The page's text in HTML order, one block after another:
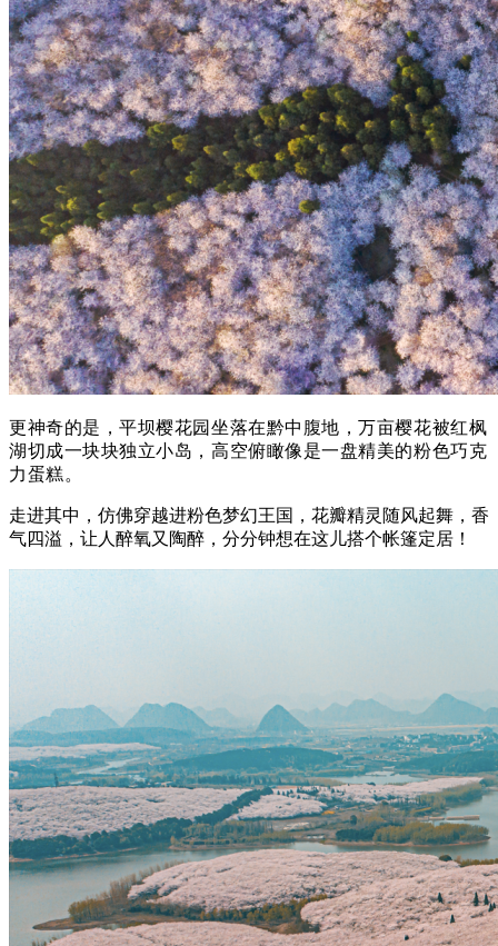
更神奇的是，平坝樱花园坐落在黔中腹地，万亩樱花被红枫
湖切成一块块独立小岛，高空俯瞰像是一盘精美的粉色巧克
力蛋糕。
走进其中，仿佛穿越进粉色梦幻王国，花瓣精灵随风起舞，香
气四溢，让人醉氧又陶醉，分分钟想在这儿搭个帐篷定居！